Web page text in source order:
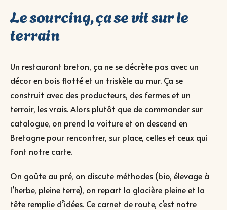
Le sourcing, ça se vit sur le
terrain
Un restaurant breton, ça ne se décrète pas avec un
décor en bois flotté et un triskèle au mur. Ça se
construit avec des producteurs, des fermes et un
terroir, les vrais. Alors plutôt que de commander sur
catalogue, on prend la voiture et on descend en
Bretagne pour rencontrer, sur place, celles et ceux qui
font notre carte.
On goûte au pré, on discute méthodes (bio, élevage à
l’herbe, pleine terre), on repart la glacière pleine et la
tête remplie d’idées. Ce carnet de route, c’est notre